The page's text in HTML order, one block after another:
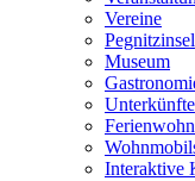
Vereine
Pegnitzinsel
Museum
Unterkünfte
Interaktive